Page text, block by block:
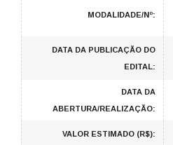
MODALIDADE/Nº:
DATA DA PUBLICAÇÃO DO
EDITAL:
DATA DA
ABERTURA/REALIZAÇÃO:
VALOR ESTIMADO (R$):